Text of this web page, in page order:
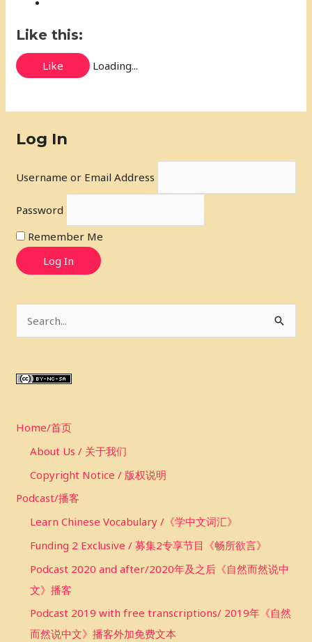
Like this:
Like Loading...
Log In
Username or Email Address
Password
Remember Me
Log In
r
h
Home/首页
About Us / 关于我们
Copyright Notice / 版权说明
Podcast/播客
Learn Chinese Vocabulary /《学中文词汇》
Funding 2 Exclusive / 募集2专享节目《畅所欲言》
Podcast 2020 and after/2020年及之后《自然而然说中
文》播客
Podcast 2019 with free transcriptions/ 2019年《自然
而然说中文》播客外加免费文本